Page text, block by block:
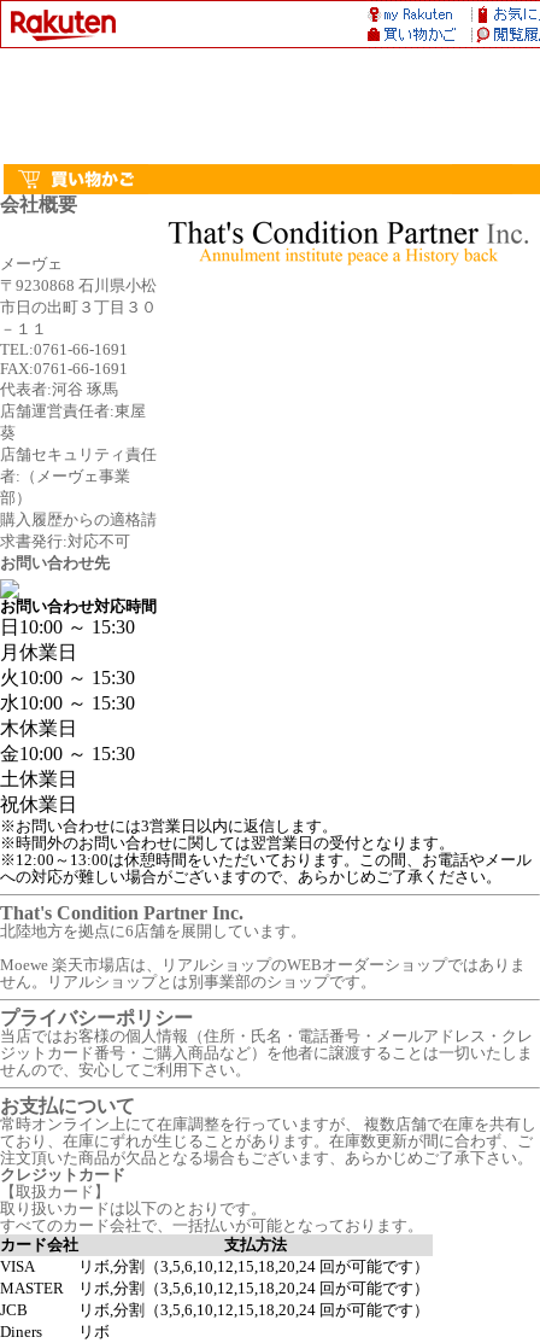
会社概要
メーヴェ
〒9230868 石川県小松
市日の出町３丁目３０
－１１
TEL:0761-66-1691
FAX:0761-66-1691
代表者:河谷 琢馬
店舗運営責任者:東屋
葵
店舗セキュリティ責任
者:（メーヴェ事業
部）
購入履歴からの適格請
求書発行:対応不可
お問い合わせ先
お問い合わせ対応時間
日 10:00 ～ 15:30
月 休業日
火10:00 ～ 15:30
水10:00 ～ 15:30
木休業日
金10:00 ～ 15:30
土休業日
祝休業日
※お問い合わせには3営業日以内に返信します。
※時間外のお問い合わせに関しては翌営業日の受付となります。
※12:00～13:00は休憩時間をいただいております。この間、お電話やメール
への対応が難しい場合がございますので、あらかじめご了承ください。
That's Condition Partner Inc.
北陸地方を拠点に6店舗を展開しています。
Moewe 楽天市場店は、リアルショップのWEBオーダーショップではありま
せん。リアルショップとは別事業部のショップです。
プライバシーポリシー
当店ではお客様の個人情報（住所・氏名・電話番号・メールアドレス・クレ
ジットカード番号・ご購入商品など）を他者に譲渡することは一切いたしま
せんので、安心してご利用下さい。
お支払について
常時オンライン上にて在庫調整を行っていますが、 複数店舗で在庫を共有し
ており、在庫にずれが生じることがあります。在庫数更新が間に合わず、ご
注文頂いた商品が欠品となる場合もございます、あらかじめご了承下さい。
クレジットカード
【取扱カード】
取り扱いカードは以下のとおりです。
すべてのカード会社で、一括払いが可能となっております。
カード会社
支払方法
VISA
リボ,分割（3,5,6,10,12,15,18,20,24 回が可能です）
MASTER
リボ,分割（3,5,6,10,12,15,18,20,24 回が可能です）
JCB
リボ,分割（3,5,6,10,12,15,18,20,24 回が可能です）
Diners
リボ